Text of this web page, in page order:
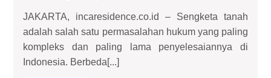
Penyebab,
Cara
Menyelesaikan,
dan
JAKARTA, incaresidence.co.id – Sengketa tanah
adalah salah satu permasalahan hukum yang paling
kompleks dan paling lama penyelesaiannya di
Indonesia. Berbeda[...]